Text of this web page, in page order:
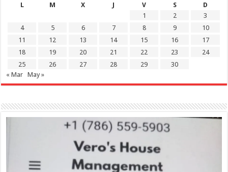
L
M X J V S
D
1
2
3
4
5 6 7 8 9
10
11
12 13 14 15 16
17
18
19 20 21 22 23
24
25
26 27 28 29
30
« Mar
May »